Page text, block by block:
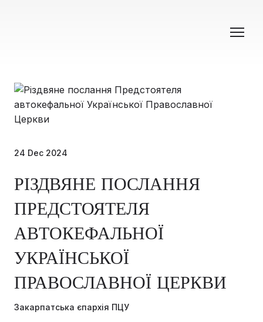
24 Dec 2024
РІЗДВЯНЕ ПОСЛАННЯ
ПРЕДСТОЯТЕЛЯ
АВТОКЕФАЛЬНОЇ
УКРАЇНСЬКОЇ
ПРАВОСЛАВНОЇ ЦЕРКВИ
Закарпатська єпархія ПЦУ